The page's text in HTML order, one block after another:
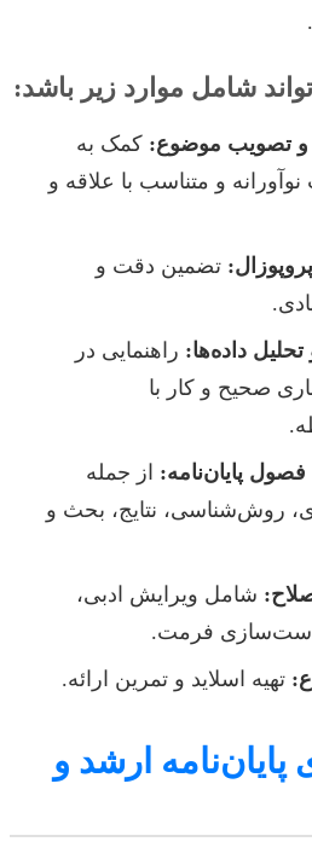
شامل موارد زیر باشد:
و تصویب موضوع: کمک به
و متناسب با علاقه و
تضمین دقت و
داده‌ها: راهنمایی در
صحیح و کار با
پایان‌نامه: از جمله
روش‌شناسی، نتایج، بحث و
شامل ویرایش ادبی،
فرمت.
تهیه اسلاید و تمرین ارائه.
ارشد و